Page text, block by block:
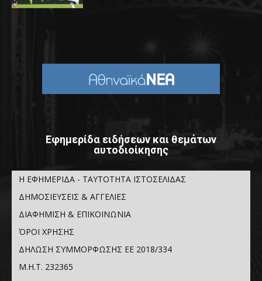
Εφημερίδα ειδήσεων και θεμάτων
αυτοδιοίκησης
Η ΕΦΗΜΕΡΙΔΑ - ΤΑΥΤΟΤΗΤΑ ΙΣΤΟΣΕΛΙΔΑΣ
ΔΗΜΟΣΙΕΥΣΕΙΣ & ΑΓΓΕΛΙΕΣ
ΔΙΑΦΗΜΙΣΗ & ΕΠΙΚΟΙΝΩΝΙΑ
ΌΡΟΙ ΧΡΗΣΗΣ
ΔΗΛΩΣΗ ΣΥΜΜΟΡΦΩΣΗΣ ΕΕ 2018/334
Μ.Η.Τ. 232365